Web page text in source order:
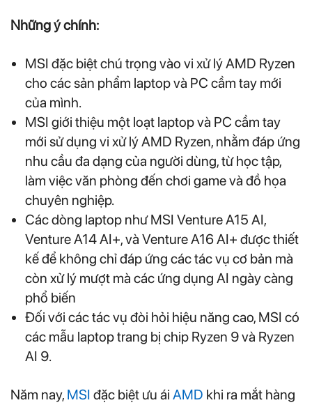
Những ý chính:
MSI đặc biệt chú trọng vào vi xử lý AMD Ryzen
cho các sản phẩm laptop và PC cầm tay mới
của mình.
MSI giới thiệu một loạt laptop và PC cầm tay
mới sử dụng vi xử lý AMD Ryzen, nhằm đáp ứng
nhu cầu đa dạng của người dùng, từ học tập,
làm việc văn phòng đến chơi game và đồ họa
chuyên nghiệp.
Các dòng laptop như MSI Venture A15 AI,
Venture A14 AI+, và Venture A16 AI+ được thiết
kế để không chỉ đáp ứng các tác vụ cơ bản mà
còn xử lý mượt mà các ứng dụng AI ngày càng
phổ biến
Đối với các tác vụ đòi hỏi hiệu năng cao, MSI có
các mẫu laptop trang bị chip Ryzen 9 và Ryzen
AI 9.
Năm nay, MSI đặc biệt ưu ái AMD khi ra mắt hàng